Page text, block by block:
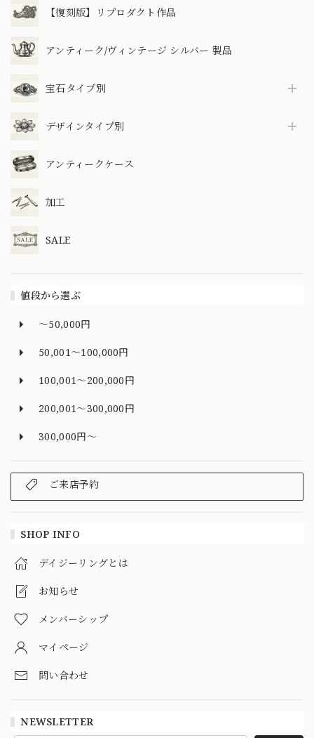
【復刻版】リプロダクト作品
アンティーク/ヴィンテージ シルバー 製品
宝石タイプ別
デザインタイプ別
アンティークケース
加工
SALE
値段から選ぶ
～50,000円
50,001～100,000円
100,001～200,000円
200,001～300,000円
300,000円～
ご来店予約
SHOP INFO
デイジーリングとは
お知らせ
メンバーシップ
マイページ
問い合わせ
NEWSLETTER